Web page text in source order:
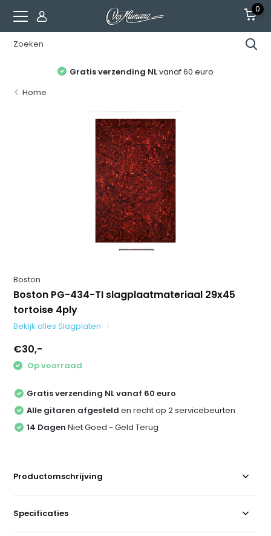
0
Gratis verzending NLvanaf 60 euro
Home
Boston
Boston PG-434-TI slagplaatmateriaal 29x45
tortoise 4ply
Bekijk alles Slagplaten
€30,-
Op voorraad
Gratis verzending NL vanaf 60 euro
Alle gitaren afgesteld en recht op 2 servicebeurten
14 Dagen Niet Goed - Geld Terug
Productomschrijving
Specificaties